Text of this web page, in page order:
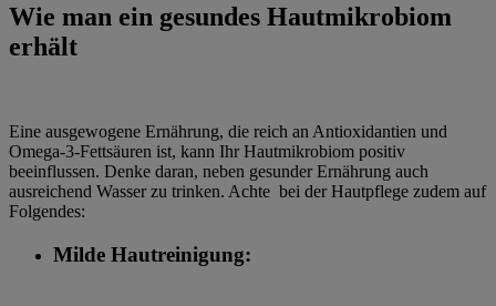
Wie man ein gesundes Hautmikrobiom
erhält
Eine ausgewogene Ernährung, die reich an Antioxidantien und
Omega-3-Fettsäuren ist, kann Ihr Hautmikrobiom positiv
beeinflussen. Denke daran, neben gesunder Ernährung auch
ausreichend Wasser zu trinken. Achte bei der Hautpflege zudem auf
Folgendes:
Milde Hautreinigung: